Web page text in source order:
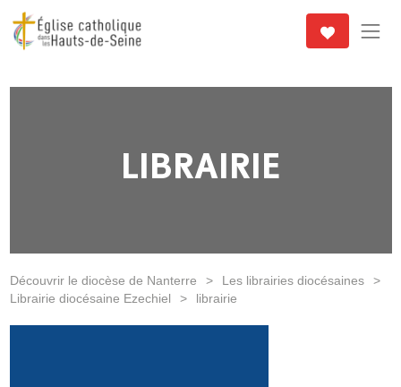
LIBRAIRIE
Découvrir le diocèse de Nanterre > Les librairies diocésaines
>
Librairie diocésaine Ezechiel
> librairie